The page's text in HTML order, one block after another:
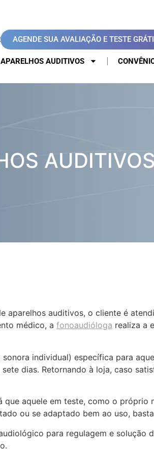
AGENDE SUA AVALIAÇÃO E TESTE
APARELHOS AUDITIVOS
aparelhos auditivos, o cliente é
médico, a fonoaudióloga realiza a
individual) específica para
dias. Retornando à loja, caso
aquele em teste, como o
ou se adaptado bem ao uso,
para regulagem e solução